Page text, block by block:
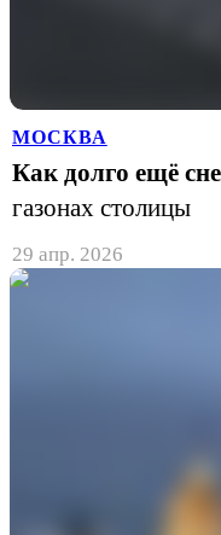
МОСКВА
Как долго ещё
газонах столицы
29 апр. 2026